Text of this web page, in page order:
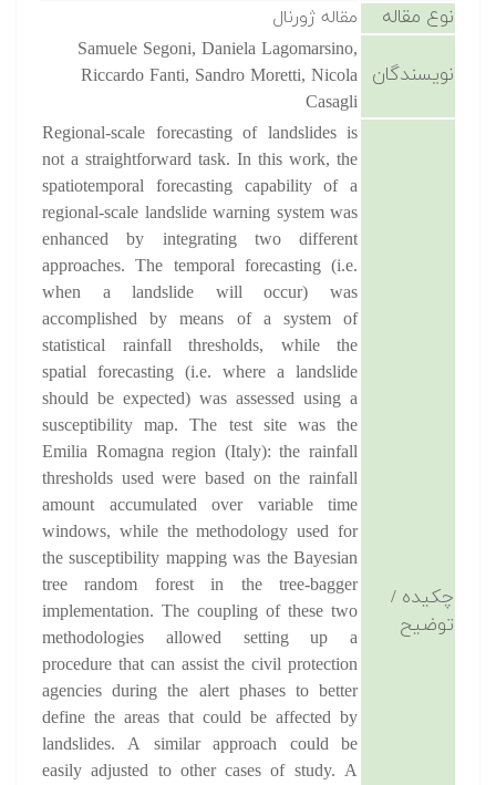
نوع مقاله مقاله ژورنال
نویسندگان
Samuele Segoni, Daniela Lagomarsino,
Riccardo Fanti, Sandro Moretti, Nicola
Casagli
چکیده /
توضیح
Regional-scale forecasting of landslides is
not a straightforward task. In this work, the
spatiotemporal forecasting capability of a
regional-scale landslide warning system was
enhanced by integrating two different
approaches. The temporal forecasting (i.e.
when a landslide will occur) was
accomplished by means of a system of
statistical rainfall thresholds, while the
spatial forecasting (i.e. where a landslide
should be expected) was assessed using a
susceptibility map. The test site was the
Emilia Romagna region (Italy): the rainfall
thresholds used were based on the rainfall
amount accumulated over variable time
windows, while the methodology used for
the susceptibility mapping was the Bayesian
tree random forest in the tree-bagger
implementation. The coupling of these two
methodologies allowed setting up a
procedure that can assist the civil protection
agencies during the alert phases to better
define the areas that could be affected by
landslides. A similar approach could be
easily adjusted to other cases of study. A